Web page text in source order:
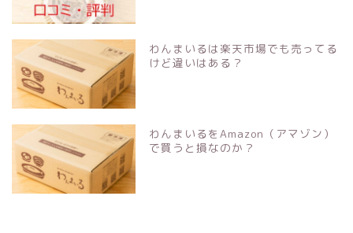
わんまいるは楽天市場でも売ってる
けど違いはある？
わんまいるをAmazon（アマゾン）
で買うと損なのか？